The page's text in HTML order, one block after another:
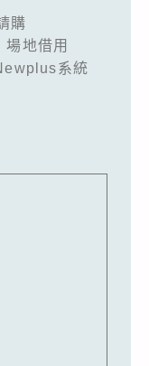
購
場地借用
系統